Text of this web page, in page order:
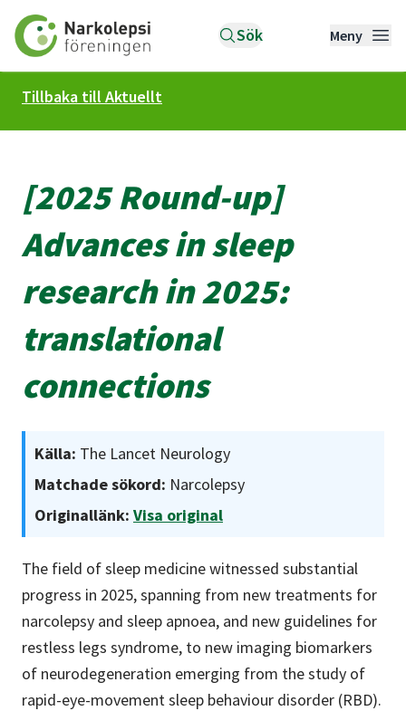
Till startsidan Sök Meny
Tillbaka till Aktuellt
[2025 Round-up]
Advances in sleep
research in 2025:
translational
connections
Källa: The Lancet Neurology
Matchade sökord: Narcolepsy
Originallänk: Visa original
The field of sleep medicine witnessed substantial
progress in 2025, spanning from new treatments for
narcolepsy and sleep apnoea, and new guidelines for
restless legs syndrome, to new imaging biomarkers
of neurodegeneration emerging from the study of
rapid-eye-movement sleep behaviour disorder (RBD).